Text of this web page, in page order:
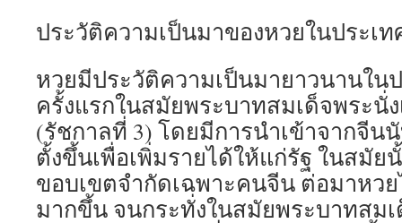
ประวัติความเป็นมาของหวยในประเ
หวยมีประวัติความเป็นมายาวนานใน
ครั้งแรกในสมัยพระบาทสมเด็จพระนั่ง
(รัชกาลที่ 3) โดยมีการนำเข้าจากจีน
ตั้งขึ้นเพื่อเพิ่มรายได้ให้แก่รัฐ ในสมัย
ขอบเขตจำกัดเฉพาะคนจีน ต่อมาหว
มากขึ้น จนกระทั่งในสมัยพระบาทสม